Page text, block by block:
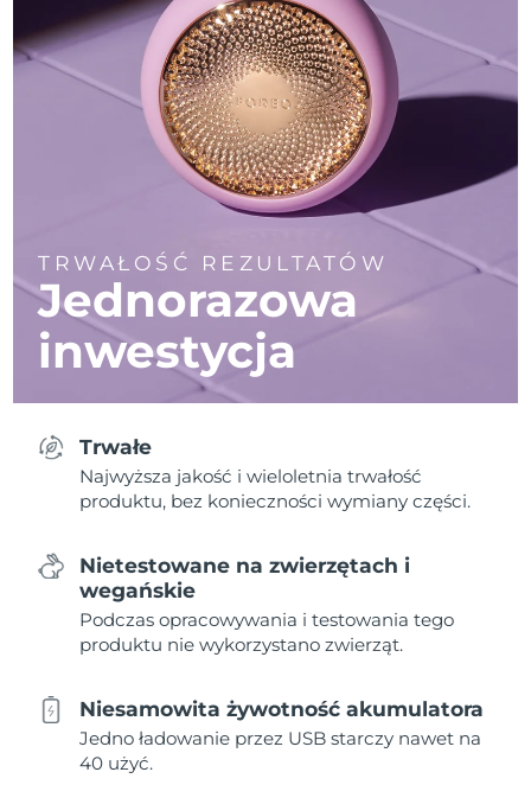
TRWAŁOŚĆ REZULTATÓW
Jednorazowa
inwestycja
Trwałe
Najwyższa jakość i wieloletnia trwałość
produktu, bez konieczności wymiany części.
Nietestowane na zwierzętach i
wegańskie
Podczas opracowywania i testowania tego
produktu nie wykorzystano zwierząt.
Niesamowita żywotność akumulatora
Jedno ładowanie przez USB starczy nawet na
40 użyć.